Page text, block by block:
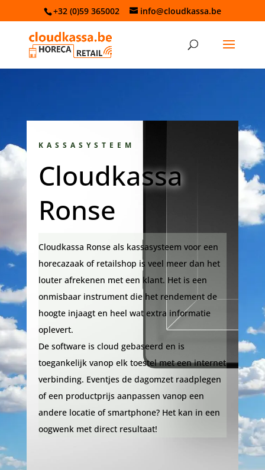
+32 (0)59 365002 info@cloudkassa.be
KASSASYSTEEM
Cloudkassa
Ronse
Cloudkassa Ronse als kassasysteem voor een
horecazaak of retailshop is veel meer dan het
louter afrekenen met een klant. Het is een
onmisbaar instrument die het rendement de
hoogte injaagt en heel wat extra informatie
oplevert.
De software is cloud gebaseerd en is
toegankelijk vanop elk toestel met een internet
verbinding. Eventjes de dagomzet raadplegen
of een productprijs aanpassen vanop een
andere locatie of smartphone? Het kan in een
oogwenk met direct resultaat!